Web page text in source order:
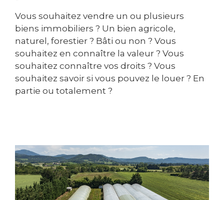
Vous souhaitez vendre un ou plusieurs
biens immobiliers ? Un bien agricole,
naturel, forestier ? Bâti ou non ? Vous
souhaitez en connaître la valeur ? Vous
souhaitez connaître vos droits ? Vous
souhaitez savoir si vous pouvez le louer ? En
partie ou totalement ?